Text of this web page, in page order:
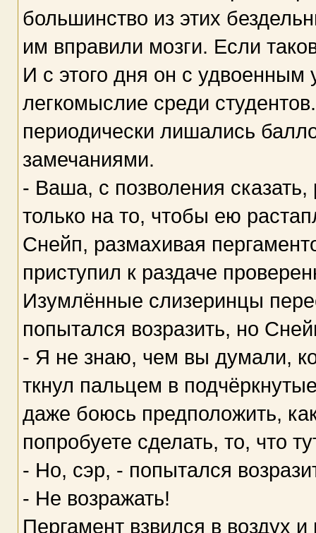
большинство из этих
им вправили мозги. Если
И с этого дня он с удвоенным
легкомыслие среди
периодически лишались
замечаниями.
- Ваша, с позволения
только на то, чтобы ею
Снейп, размахивая
приступил к раздаче
Изумлённые слизеринцы
попытался возразить, но
- Я не знаю, чем вы думали,
ткнул пальцем в
даже боюсь предположить,
попробуете сделать, то, что
- Но, сэр, - попытался
- Не возражать!
Пергамент взвился в воздух